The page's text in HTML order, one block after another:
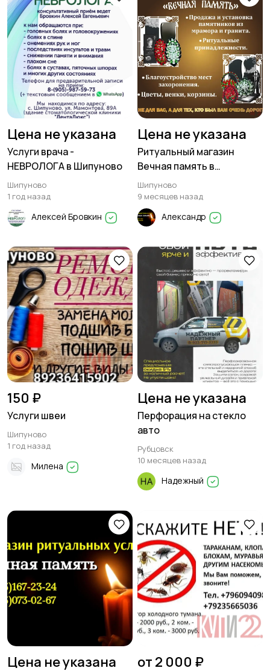
Цена не указана
Услуги врача -
НЕВРОЛОГА в Шипуново
Шипуново
1 год назад
Алексей Бровкин
Цена не указана
Ритуальный магазин
Вечная память в
Шипуново предлагает:
Шипуново
9 месяцев назад
Александр
150 ₽
Услуги швеи
Шипуново
1 год назад
Милена
Цена не указана
Перфорация на стекло
авто
Рубцовск
10 месяцев назад
Надежный
Цена не указана от 2 000 ₽